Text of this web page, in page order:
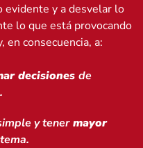
evidente y a desvelar lo
lo que está provocando
en consecuencia, a:
decisionesde
y tenermayor